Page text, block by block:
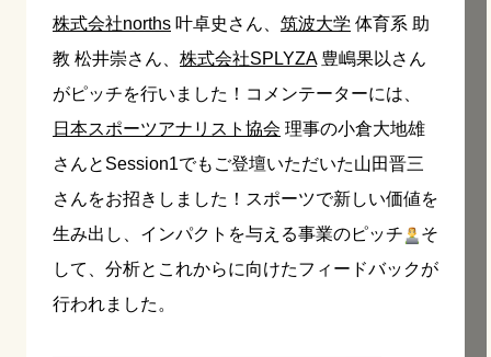
株式会社norths 叶卓史さん、 筑波大学 体育系 助
教 松井崇さん、 株式会社SPLYZA豊嶋果以さん
がピッチを行いました！コメンテーターには、
日本スポーツアナリスト協会 理事の小倉大地雄
さんとSession1でもご登壇いただいた山田晋三
さんをお招きしました！スポーツで新しい価値を
生み出し、インパクトを与える事業のピッチ
そ
して、分析とこれからに向けたフィードバックが
行われました。